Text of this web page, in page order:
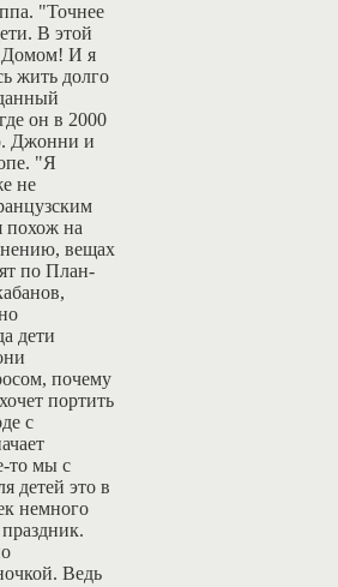
"Точнее
В этой
Домом! И я
жить долго
он в 2000
Джонни и
"Я
не
похож на
вещах
по План-
дети
почему
портить
с
то мы с
детей это в
немного
Ведь